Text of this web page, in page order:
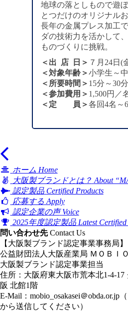
地球の落としもので遊
とつだけのオリジナル
長年の金属プレス加工
ダの技術力を活かして
ものづくりに挑戦。
＜出 店 日＞ ７月24日(
＜対象年齢＞小学生～
＜所要時間＞ 15分～30
＜参加費用＞ 1,500円／
＜定 員＞各回4名～
ホーム Home
大阪製ブランドとは？ About
認定製品 Certified Products
応募する Apply
認定企業の声 Voice
2025年度認定製品 Latest
問い合わせ先 Contact Us
【大阪製ブランド認定事業事務局】
公益財団法人大阪産業局 ＭＯＢＩ
大阪製ブランド認定事業担当
住所：大阪府東大阪市荒本北1-4-
阪 北館1階
E-Mail： mobio_osakasei＠obda.or.jp
から送信してください）